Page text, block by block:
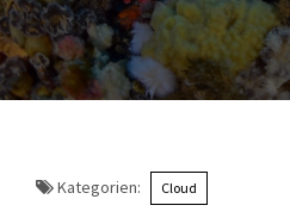
Kategorien: Cloud